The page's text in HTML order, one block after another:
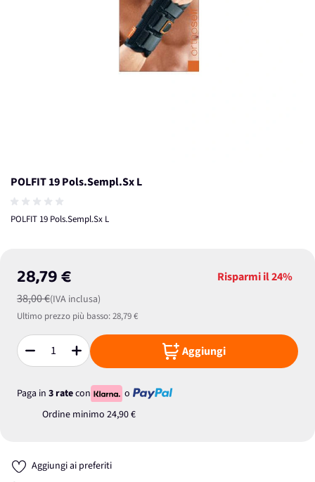
POLFIT 19 Pols.Sempl.Sx L
POLFIT 19 Pols.Sempl.Sx L
28,79 €
38,00 €(IVA inclusa)
Risparmi il24%
Ultimo prezzo più basso:28,79 €
Quantità Aggiungi
Paga in 3 ratecon
o
Ordine minimo 24,90 €
Aggiungi ai preferiti